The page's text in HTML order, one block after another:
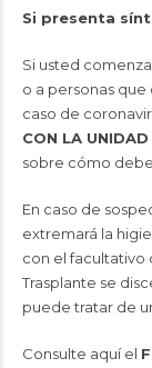
Si presenta
Si usted
o a personas que
caso de
CON LA
sobre cómo
En caso de
extremará la
con el facultativo
Trasplante se
puede tratar de
Consulte aquí el